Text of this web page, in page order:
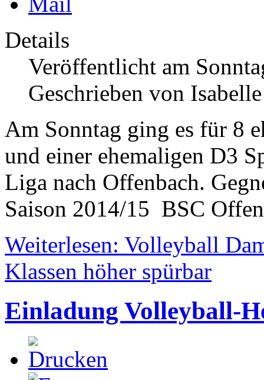
Details
Veröffentlicht am
Geschrieben von
Am Sonntag ging es für 8
und einer ehemaligen D3
Liga nach Offenbach.
Saison 2014/15 BSC
Weiterlesen: Volleyball
Klassen höher spürbar
Einladung Volleyball-